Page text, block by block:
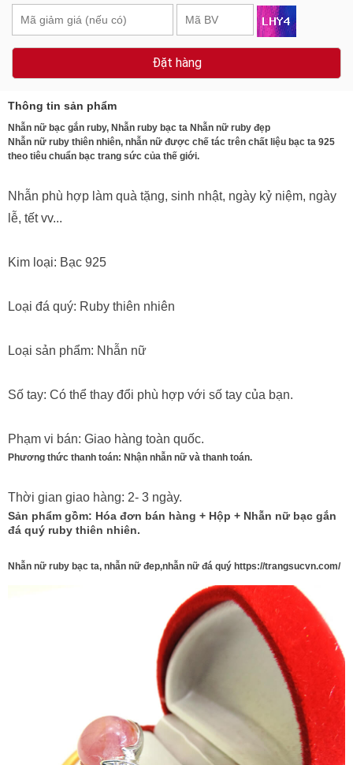
Đặt hàng
Thông tin sản phẩm
Nhẫn nữ bạc gắn ruby, Nhẫn ruby bạc ta Nhẫn nữ ruby đẹp
Nhẫn nữ ruby thiên nhiên, nhẫn nữ được chế tác trên chất liệu bạc ta 925
theo tiêu chuẩn bạc trang sức của thế giới.
Nhẫn phù hợp làm quà tặng, sinh nhật, ngày kỷ niệm, ngày
lễ, tết vv...
Kim loại: Bạc 925
Loại đá quý: Ruby thiên nhiên
Loại sản phẩm: Nhẫn nữ
Số tay: Có thể thay đổi phù hợp với số tay của bạn.
Phạm vi bán: Giao hàng toàn quốc.
Phương thức thanh toán: Nhận nhẫn nữ và thanh toán.
Thời gian giao hàng: 2- 3 ngày.
Sản phẩm gồm: Hóa đơn bán hàng + Hộp + Nhẫn nữ bạc gắn
đá quý ruby thiên nhiên.
Nhẫn nữ ruby bạc ta, nhẫn nữ đep,nhẫn nữ đá quý https://trangsucvn.com/